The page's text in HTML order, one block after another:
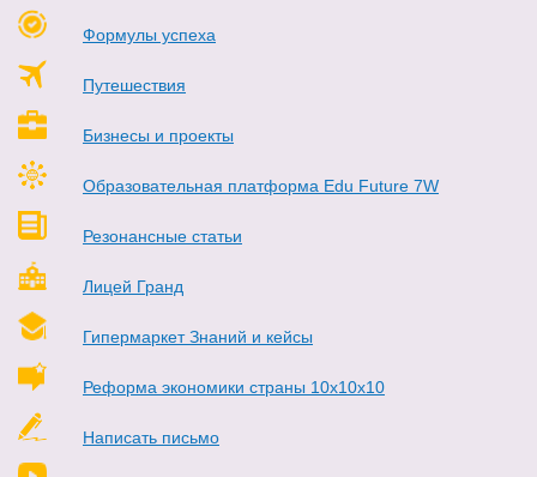
Формулы успеха
Путешествия
Бизнесы и проекты
Образовательная платформа Edu Future 7W
Резонансные статьи
Лицей Гранд
Гипермаркет Знаний и кейсы
Реформа экономики страны 10х10х10
Написать письмо